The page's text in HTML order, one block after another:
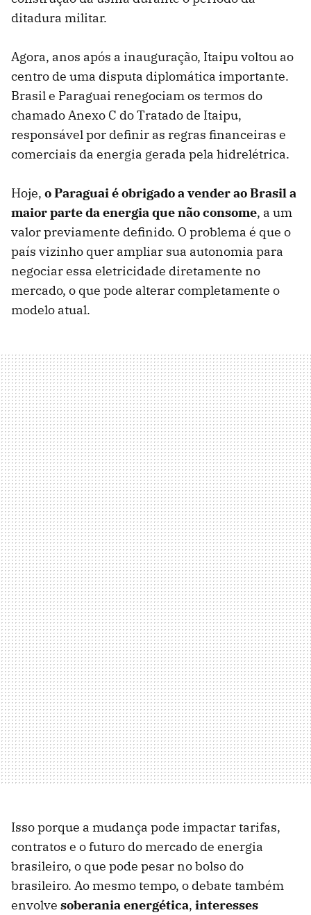
ditadura militar.
Agora, anos após a inauguração, Itaipu voltou ao
centro de uma disputa diplomática importante.
Brasil e Paraguai renegociam os termos do
chamado Anexo C do Tratado de Itaipu,
responsável por definir as regras financeiras e
comerciais da energia gerada pela hidrelétrica.
Hoje, o Paraguai é obrigado a vender ao Brasil a
maior parte da energia que não consome, a um
valor previamente definido. O problema é que o
país vizinho quer ampliar sua autonomia para
negociar essa eletricidade diretamente no
mercado, o que pode alterar completamente o
modelo atual.
Isso porque a mudança pode impactar tarifas,
contratos e o futuro do mercado de energia
brasileiro, o que pode pesar no bolso do
brasileiro. Ao mesmo tempo, o debate também
envolve soberania energética, interesses